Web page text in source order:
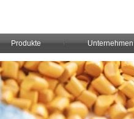
Produkte Unternehmen